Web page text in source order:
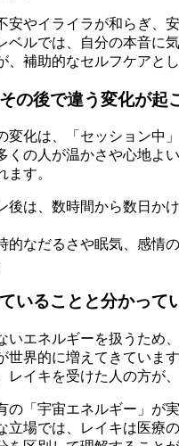
安やイライラが和らぎ、
ベルでは、自分の本音に
、補助的なセルフケアと
の後で違う変化が起
変化は、「セッション中
くの人が温かさや心地よ
ます。
後は、数時間から数日か
的なだるさや眠気、感情
いることと分かって
いエネルギーを扱うため
世界的に増えてきています
レイキを受けた人の方が
の「宇宙エネルギー」が
立場では、レイキは医療